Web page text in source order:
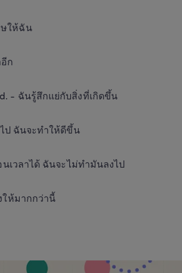
ษให้ฉัน
ก
- ฉันรู้สึกแย่กับสิ่งที่เกิดขึ้น
ไป ฉันจะทำให้ดีขึ้น
นเวลาได้ ฉันจะไม่ทำมันลงไป
ให้มากกว่านี้